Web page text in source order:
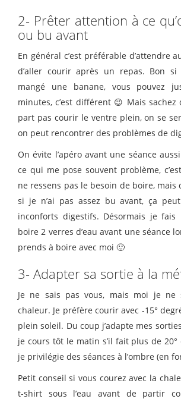
2- Prêter attention à ce
ou bu avant
En général c’est préférable d’attendre
d’aller courir après un repas. Bon si
mangé une banane, vous pouvez
minutes, c’est différent 😉 Mais sachez
part pas courir le ventre plein, on se
on peut rencontrer des problèmes de
On évite l’apéro avant une séance
ce qui me pose souvent problème,
ne ressens pas le besoin de boire, mais
si je n’ai pas assez bu avant, ça
inconforts digestifs. Désormais je
boire 2 verres d’eau avant une séance
prends à boire avec moi 🙂
3- Adapter sa sortie à la
Je ne sais pas vous, mais moi je ne
chaleur. Je préfère courir avec -15°
plein soleil. Du coup j’adapte mes
je cours tôt le matin s’il fait plus de
je privilégie des séances à l’ombre (en
Petit conseil si vous courez avec la
t-shirt sous l’eau avant de partir